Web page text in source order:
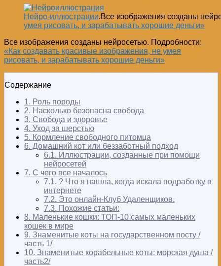
Нейро-иллюстрации.Все изображения созданы
умея рисовать, и зарабатывать хорошие деньги»
Все изображения созданы нейросетью. Подробности:
«Как создавать красивые изображения, не умея
рисовать, и зарабатывать хорошие деньги»
Содержание
1. Роль породы
2. Насколько безопасна свобода
3. Свобода и здоровье
4. Уход за шерстью
5. Кормление свободного питомца
6. Домашний кот или беззаботный подход
6.1. Иллюстрации, созданные при помощи
нейросетей
7. С чего все началось
7.1. ? Что я нашла, когда искала подработку в
интернете
7.2. Это онлайн-Клуб Удаленщиков.
7.3. Похожие статьи:
8. Маленькие кошки: ТОП-10 самых маленьких
кошек в мире
9. Знаменитые коты на государственном посту /
часть 1/
10. Знаменитые корабельные коты: морская душа /
часть2/